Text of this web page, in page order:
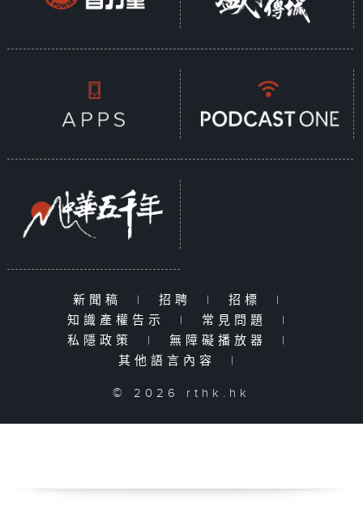
新聞稿 | 招聘 | 招標
|
知識產權告示
| 常見問題
|
私隱政策
| 無障礙播放器
|
其他語言內容
|
© 2026 rthk.hk